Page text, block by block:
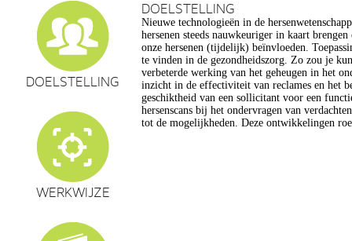
DOELSTELLING
WERKWIJZE
DOELSTELLING
Nieuwe technologieën in de
hersenen steeds nauwkeuriger in kaart
onze hersenen (tijdelijk) beïnvloeden.
te vinden in de gezondheidszorg. Zo zou je
verbeterde werking van het geheugen in het
inzicht in de effectiviteit van reclames en het
geschiktheid van een sollicitant voor een
hersenscans bij het ondervragen van
tot de mogelijkheden. Deze ontwikkelingen
vragen op, onder meer op het gebied van de
privacy, gelijkheid, stigmatisering),
en veranderingen in ons normen en waarden
commerciële toepassing van een aantal van
een extra reden voor zorg. Het doel van dit
maatschappelijk verantwoorde ontwikkeling van
de hersenwetenschappen te realiseren,